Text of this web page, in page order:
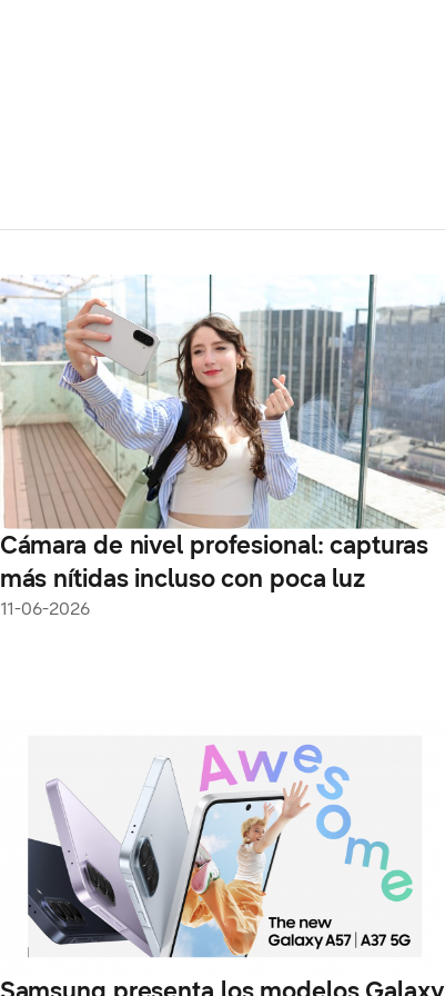
Cámara de nivel profesional: capturas
más nítidas incluso con poca luz
11-06-2026